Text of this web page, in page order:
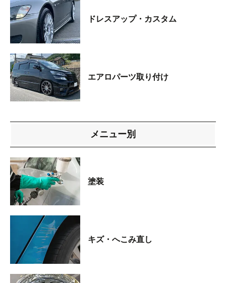
ドレスアップ・カスタム
エアロパーツ取り付け
メニュー別
塗装
キズ・へこみ直し